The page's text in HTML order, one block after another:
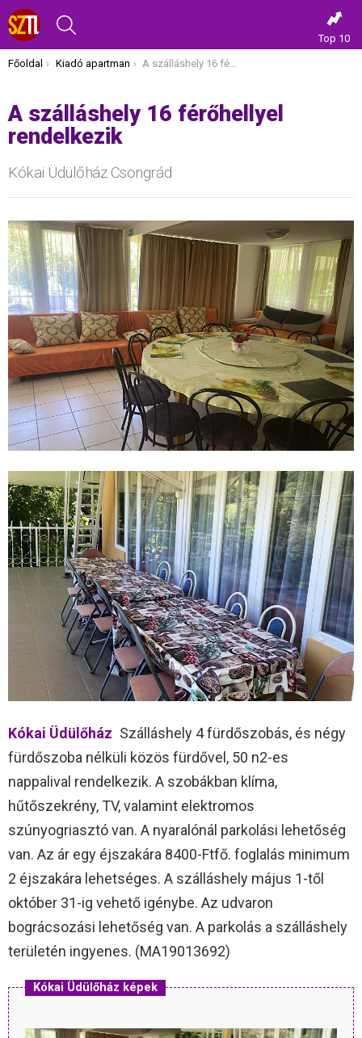
Top 10
Itt vagy most:
Főoldal Kiadó apartman A szálláshely 16 férőhellyel rendelkezik
A szálláshely 16 férőhellyel
rendelkezik
Kókai Üdülőház Csongrád
Kókai Üdülőház Szálláshely 4 fürdőszobás, és négy
fürdőszoba nélküli közös fürdővel, 50 n2-es
nappalival rendelkezik. A szobákban klíma,
hűtőszekrény, TV, valamint elektromos
szúnyogriasztó van. A nyaralónál parkolási lehetőség
van. Az ár egy éjszakára 8400-Ftfő. foglalás minimum
2 éjszakára lehetséges. A szálláshely május 1-től
október 31-ig vehető igénybe. Az udvaron
bográcsozási lehetőség van. A parkolás a szálláshely
területén ingyenes. (MA19013692)
Kókai Üdülőház képek